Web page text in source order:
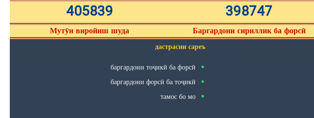
398747
405839
Баргардони сириллик ба форсӣ
Мутӯн виройиш шуда
дастрасии сареъ
баргардони тоҷикӣ ба форсӣ
баргардони форсӣ ба тоҷикӣ
тамос бо мо